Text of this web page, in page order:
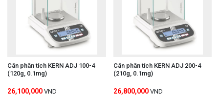
Cân phân tích KERN ADJ 100-4
(120g, 0.1mg)
26,100,000 VND
Cân phân tích KERN ADJ 200-4
(210g, 0.1mg)
26,800,000 VND